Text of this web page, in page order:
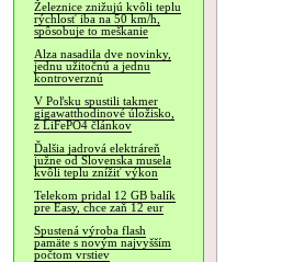
Železnice znižujú kvôli teplu
rýchlosť iba na 50 km/h,
spôsobuje to meškanie
Alza nasadila dve novinky,
jednu užitočnú a jednu
kontroverznú
V Poľsku spustili takmer
gigawatthodinové úložisko,
z LiFePO4 článkov
Ďalšia jadrová elektráreň
južne od Slovenska musela
kvôli teplu znížiť výkon
Telekom pridal 12 GB balík
pre Easy, chce zaň 12 eur
Spustená výroba flash
pamäte s novým najvyšším
počtom vrstiev